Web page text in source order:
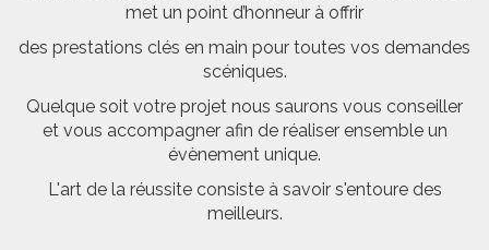
met un point d’honneur à offrir
des prestations clés en main pour toutes vos demandes
scéniques.
Quelque soit votre projet nous saurons vous conseiller
et vous accompagner afin de réaliser ensemble un
évènement unique.
L'art de la réussite consiste à savoir s'entoure des
meilleurs.